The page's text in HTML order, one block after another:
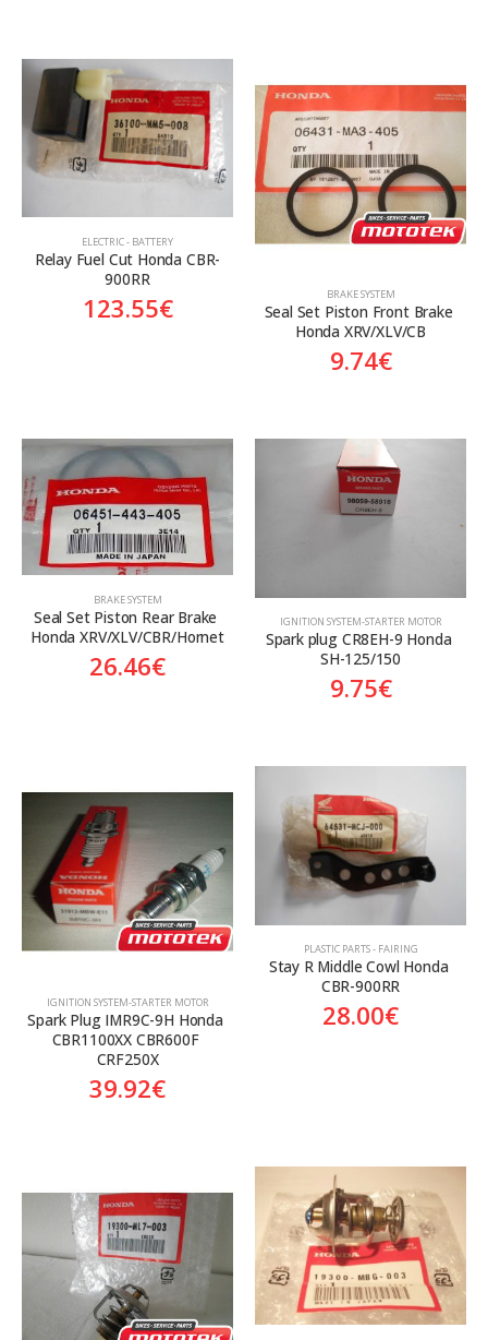
ELECTRIC - BATTERY
Relay Fuel Cut Honda CBR-
900RR
123.55€ BRAKE SYSTEM
Seal Set Piston Front Brake
Honda XRV/XLV/CB
9.74€
BRAKE SYSTEM
Seal Set Piston Rear Brake
Honda XRV/XLV/CBR/Hornet
26.46€
ΙGNITION SYSTEM-STARTER MOTOR
Spark plug CR8EH-9 Honda
SH-125/150
9.75€
ΙGNITION SYSTEM-STARTER MOTOR
Spark Plug IMR9C-9H Honda
CBR1100XX CBR600F
CRF250X
39.92€
PLASTIC PARTS - FAIRING
Stay R Middle Cowl Honda
CBR-900RR
28.00€